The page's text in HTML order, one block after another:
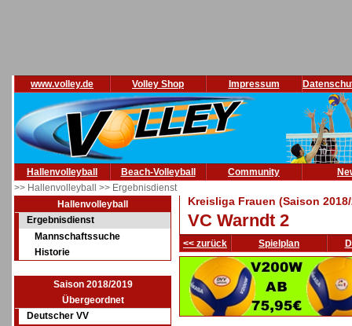
www.volley.de Volley Shop Impressum
Hallenvolleyball Beach-Volleyball Community
>> Hallenvolleyball >> Ergebnisdienst
Hallenvolleyball
Ergebnisdienst
Mannschaftssuche
Historie
Saison 2018/2019
Übergeordnet
Deutscher VV
Kreisliga Frauen (Saison
VC Warndt 2
<< zurück Spielplan